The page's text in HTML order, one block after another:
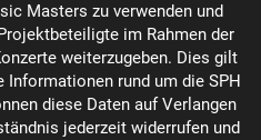
Masters zu verwenden und
im Rahmen der
weiterzugeben. Dies gilt
Informationen rund um die SPH
diese Daten auf Verlangen
jederzeit widerrufen und